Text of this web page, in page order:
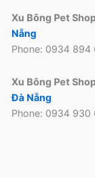
Xu Bông Pet
Nẵng
Phone: 0934 894
Xu Bông Pet
Đà Nẵng
Phone: 0934 930